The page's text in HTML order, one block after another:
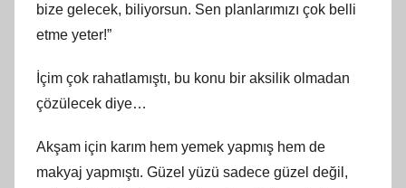
bize gelecek, biliyorsun. Sen planlarımızı çok belli
etme yeter!”
İçim çok rahatlamıştı, bu konu bir aksilik olmadan
çözülecek diye…
Akşam için karım hem yemek yapmış hem de
makyaj yapmıştı. Güzel yüzü sadece güzel değil,